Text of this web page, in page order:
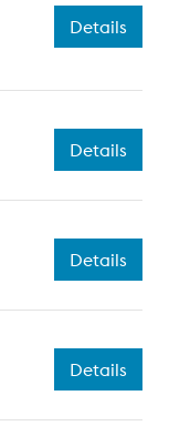
Details
Details
Details
Details